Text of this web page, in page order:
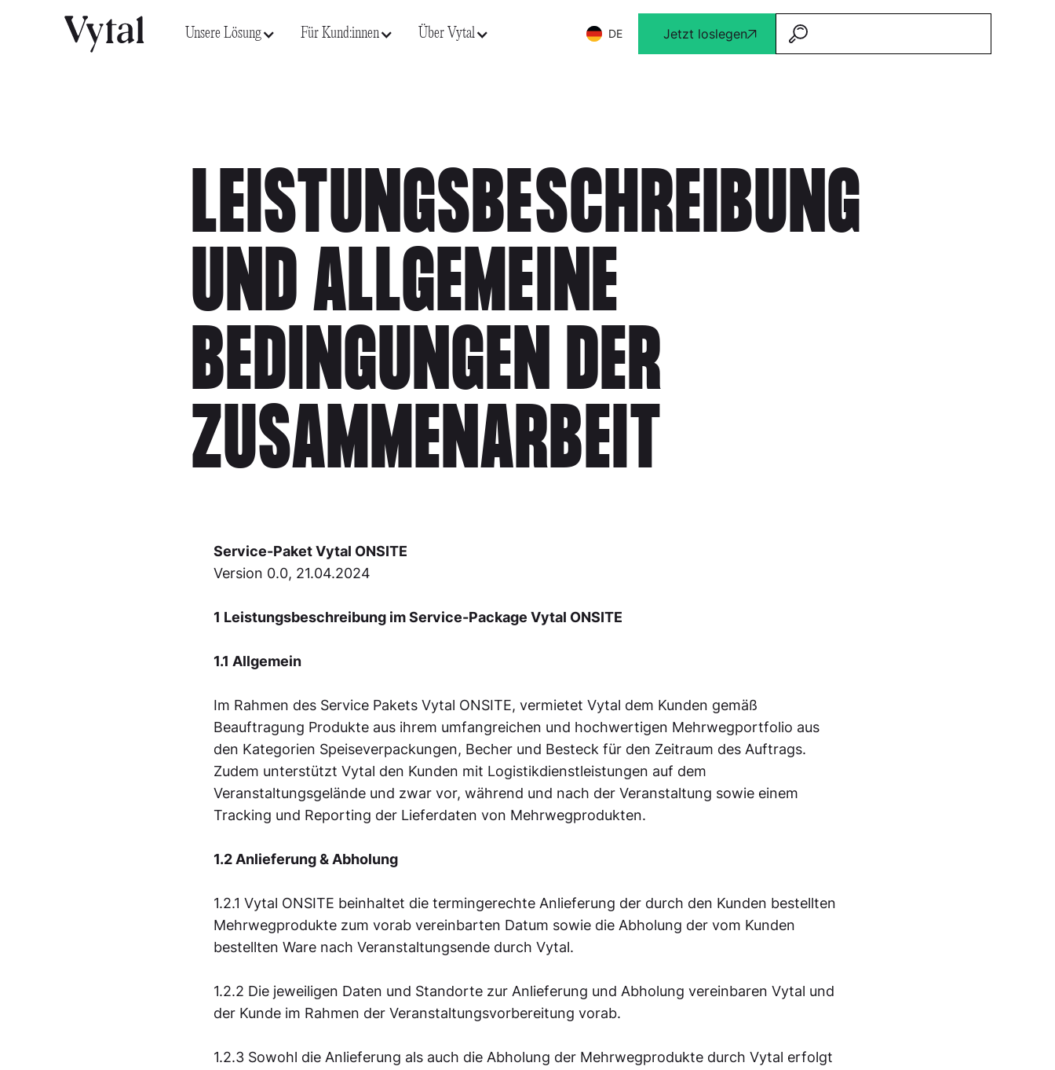
Unsere Lösung Für Kund:innen Über Vytal DE
DE Jetzt loslegen
LEISTUNGSBESCHREIBUNG
UND ALLGEMEINE
BEDINGUNGEN DER
ZUSAMMENARBEIT
Service-Paket Vytal ONSITE
Version 0.0, 21.04.2024
1 Leistungsbeschreibung im Service-Package Vytal ONSITE
1.1 Allgemein
Im Rahmen des Service Pakets Vytal ONSITE, vermietet Vytal dem Kunden gemäß
Beauftragung Produkte aus ihrem umfangreichen und hochwertigen Mehrwegportfolio aus
den Kategorien Speiseverpackungen, Becher und Besteck für den Zeitraum des Auftrags.
Zudem unterstützt Vytal den Kunden mit Logistikdienstleistungen auf dem
Veranstaltungsgelände und zwar vor, während und nach der Veranstaltung sowie einem
Tracking und Reporting der Lieferdaten von Mehrwegprodukten.
1.2 Anlieferung & Abholung
1.2.1 Vytal ONSITE beinhaltet die termingerechte Anlieferung der durch den Kunden bestellten
Mehrwegprodukte zum vorab vereinbarten Datum sowie die Abholung der vom Kunden
bestellten Ware nach Veranstaltungsende durch Vytal.
1.2.2 Die jeweiligen Daten und Standorte zur Anlieferung und Abholung vereinbaren Vytal und
der Kunde im Rahmen der Veranstaltungsvorbereitung vorab.
1.2.3 Sowohl die Anlieferung als auch die Abholung der Mehrwegprodukte durch Vytal erfolgt